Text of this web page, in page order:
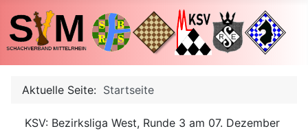
Aktuelle Seite: Startseite
KSV: Bezirksliga West, Runde 3 am 07. Dezember